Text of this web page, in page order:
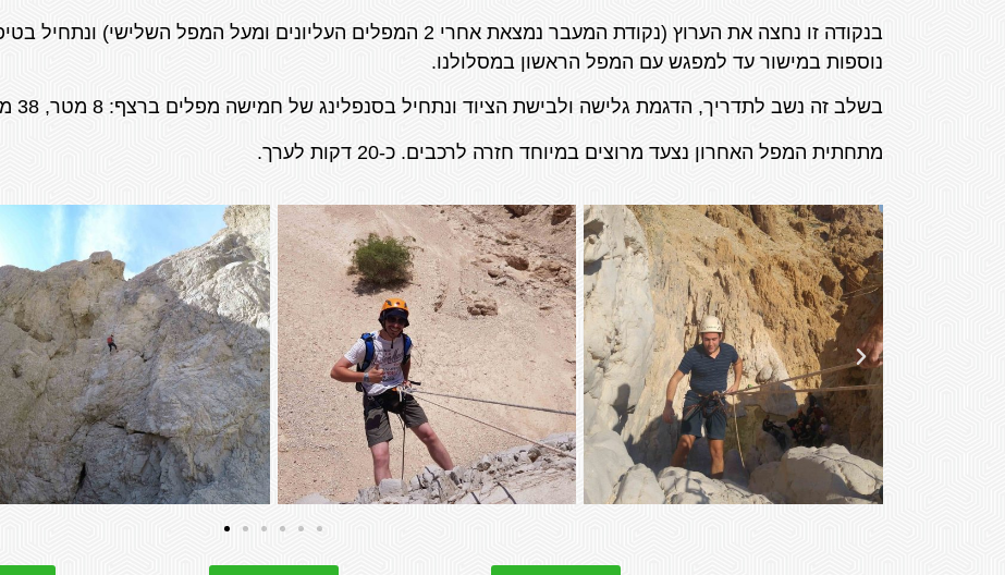
נוספות במישור עד למפגש עם המפל הראשון במסלולנו.
בשלב זה נשב לתדריך, הדגמת גלישה ולבישת הציוד ונתחיל בסנפלינג של חמישה מפלים ברצף: 8 מטר, 38 מטר, 40 מטר, 12 מטר מדורג ו- 25 מטר.
מתחתית המפל האחרון נצעד מרוצים במיוחד חזרה לרכבים. כ-20 דקות לערך.